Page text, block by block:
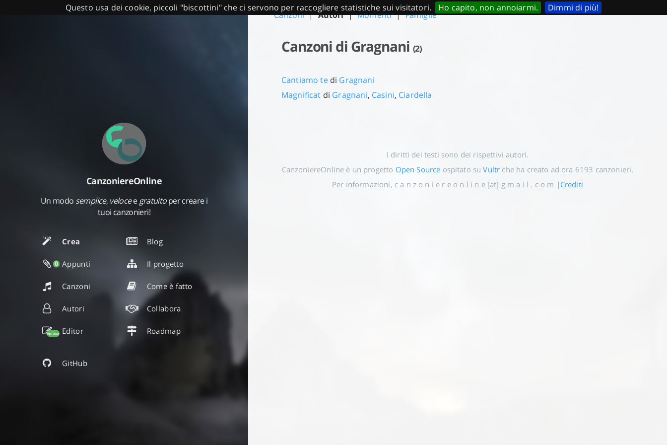
Questo usa dei cookie, piccoli "biscottini" che ci servono per raccogliere statistiche sui visitatori. Ho capito, non annoiarmi. Dimmi di più!
CanzoniereOnline
Un modo semplice, veloceegratuitoper creare i
tuoi canzonieri!
Crea
0 Appunti
Canzoni
Autori
Nuovo Editor
Blog
Il progetto
Come è fatto
Collabora
Roadmap
GitHub
Canzoni | Autori | Momenti | Famiglie
Canzoni di Gragnani (2)
Cantiamo te di Gragnani
Magnificat di Gragnani, Casini, Ciardella
I diritti dei testi sono dei rispettivi autori.
CanzoniereOnline è un progetto Open Source ospitato suVultr che ha creato ad ora 6193 canzonieri.
Per informazioni, c a n z o n i e r e o n l i n e [at] g m a i l . c o m | Crediti